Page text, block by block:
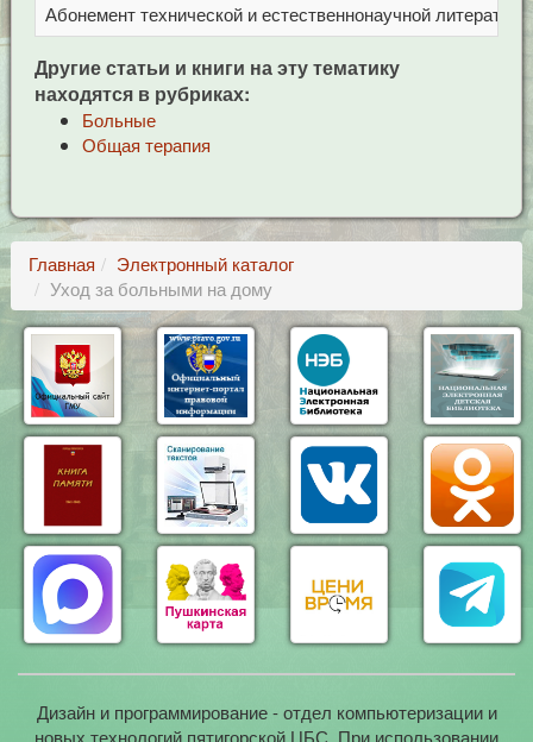
Абонемент технической и естественнонаучной литерат
Другие статьи и книги на эту тематику
находятся в рубриках:
Больные
Общая терапия
Главная
Электронный каталог
Уход за больными на дому
Дизайн и программирование - отдел компьютеризации и